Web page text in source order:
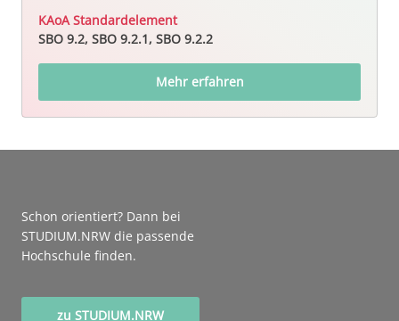
KAoA Standardelement
SBO 9.2, SBO 9.2.1, SBO 9.2.2
Mehr erfahren
Schon orientiert? Dann bei
STUDIUM.NRW die passende
Hochschule finden.
zu STUDIUM.NRW